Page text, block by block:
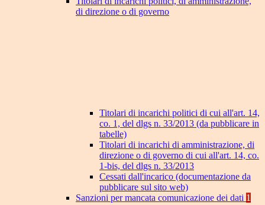
di direzione o di governo
Titolari di incarichi politici di cui all'art. 14,
co. 1, del dlgs n. 33/2013 (da pubblicare in
tabelle)
Titolari di incarichi di amministrazione, di
direzione o di governo di cui all'art. 14, co.
1-bis, del dlgs n. 33/2013
Cessati dall'incarico (documentazione da
pubblicare sul sito web)
Sanzioni per mancata comunicazione dei dati 1